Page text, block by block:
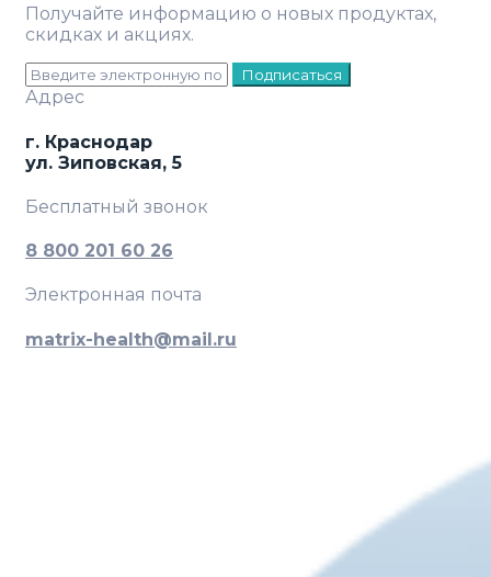
Получайте информацию о новых продуктах,
скидках и акциях.
Подписаться
Адрес
г. Краснодар
ул. Зиповская, 5
Бесплатный звонок
8 800 201 60 26
Электронная почта
matrix-health@mail.ru